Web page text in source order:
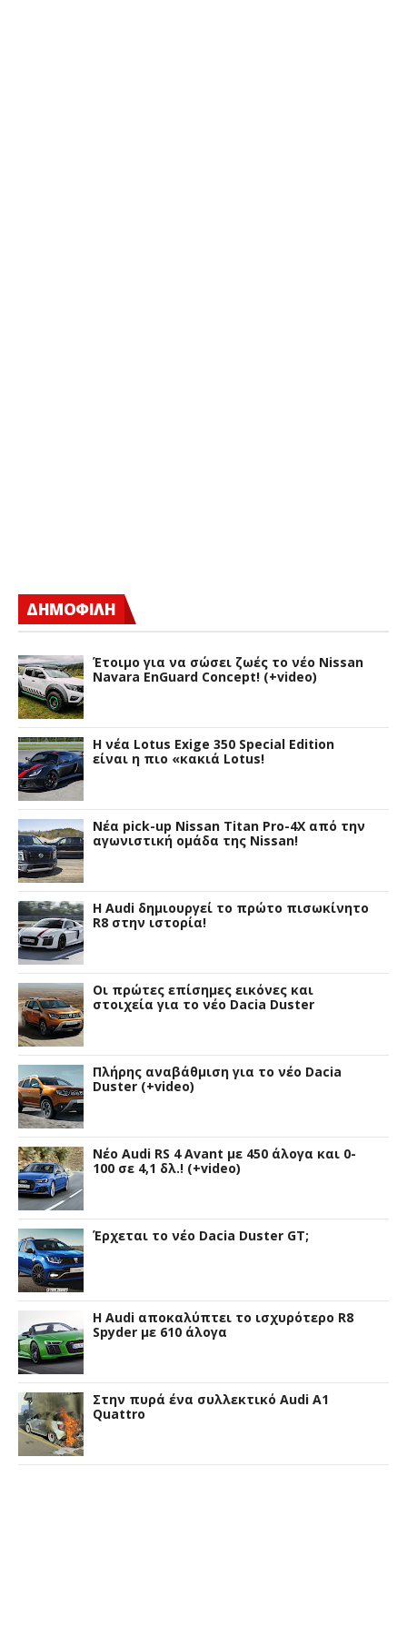
ΔΗΜΟΦΙΛΗ
Έτοιμο για να σώσει ζωές το νέο Nissan
Navara EnGuard Concept! (+video)
H νέα Lotus Exige 350 Special Edition
είναι η πιο «κακιά Lotus!
Νέα pick-up Nissan Titan Pro-4X από την
αγωνιστική ομάδα της Nissan!
Η Audi δημιουργεί το πρώτο πισωκίνητο
R8 στην ιστορία!
Οι πρώτες επίσημες εικόνες και
στοιχεία για το νέο Dacia Duster
Πλήρης αναβάθμιση για το νέο Dacia
Duster (+video)
Νέο Audi RS 4 Avant με 450 άλογα και 0-
100 σε 4,1 δλ.! (+video)
Έρχεται το νέο Dacia Duster GT;
Η Audi αποκαλύπτει το ισχυρότερο R8
Spyder με 610 άλογα
Στην πυρά ένα συλλεκτικό Audi A1
Quattro